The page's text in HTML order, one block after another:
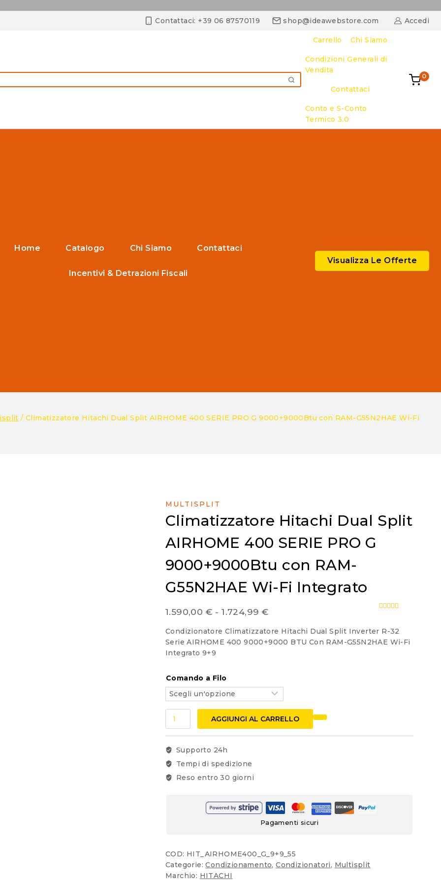
Contattaci: +39 06 87570119 shop@ideawebstore.com Accedi
CERCA
Carrello Chi Siamo
Condizioni Generali di
Vendita
Contattaci
Conto e S-Conto
Termico 3.0
0
Home Catalogo Chi Siamo Contattaci
Incentivi & Detrazioni Fiscali
Visualizza Le Offerte
/ Climatizzatore Hitachi Dual Split AIRHOME 400 SERIE PRO G 9000+9000Btu con RAM-G55N2HAE Wi-Fi
MULTISPLIT
Climatizzatore Hitachi Dual Split
AIRHOME 400 SERIE PRO G
9000+9000Btu con RAM-
G55N2HAE Wi-Fi Integrato
of
1.590,00 € - 1.724,99 €
prezzo:
1.724,99 €
Condizionatore Climatizzatore Hitachi Dual Split Inverter R-32
Serie AIRHOME 400 9000+9000 BTU Con RAM-G55N2HAE Wi-Fi
Integrato 9+9
Comando a Filo
Dual
Split
400
SERIE
9000+9000Btu
Wi-
Fi
Integrato
AGGIUNGI AL CARRELLO
Supporto 24h
Tempi di spedizione
Reso entro 30 giorni
Pagamenti sicuri
COD: HIT_AIRHOME400_G_9+9_55
Categorie:Condizionamento,Condizionatori, Multisplit
Marchio: HITACHI